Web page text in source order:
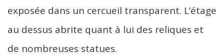
exposée dans un cercueil transparent. L’étage
au dessus abrite quant à lui des reliques et
de nombreuses statues.